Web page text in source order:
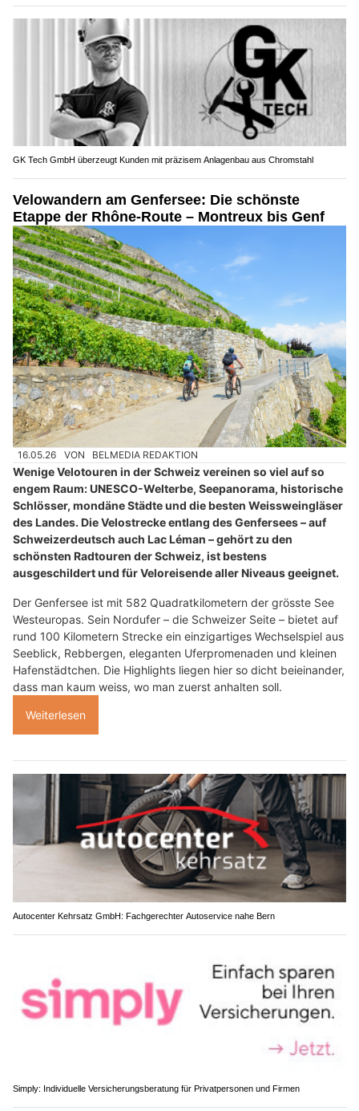
GK Tech GmbH überzeugt Kunden mit präzisem Anlagenbau aus Chromstahl
Velowandern am Genfersee: Die schönste
Etappe der Rhône-Route – Montreux bis Genf
16.05.26 VON BELMEDIA REDAKTION
Wenige Velotouren in der Schweiz vereinen so viel auf so
engem Raum: UNESCO-Welterbe, Seepanorama, historische
Schlösser, mondäne Städte und die besten Weissweingläser
des Landes. Die Velostrecke entlang des Genfersees – auf
Schweizerdeutsch auch Lac Léman – gehört zu den
schönsten Radtouren der Schweiz, ist bestens
ausgeschildert und für Veloreisende aller Niveaus geeignet.
Der Genfersee ist mit 582 Quadratkilometern der grösste See
Westeuropas. Sein Nordufer – die Schweizer Seite – bietet auf
rund 100 Kilometern Strecke ein einzigartiges Wechselspiel aus
Seeblick, Rebbergen, eleganten Uferpromenaden und kleinen
Hafenstädtchen. Die Highlights liegen hier so dicht beieinander,
dass man kaum weiss, wo man zuerst anhalten soll.
Weiterlesen
Autocenter Kehrsatz GmbH: Fachgerechter Autoservice nahe Bern
Simply: Individuelle Versicherungsberatung für Privatpersonen und Firmen